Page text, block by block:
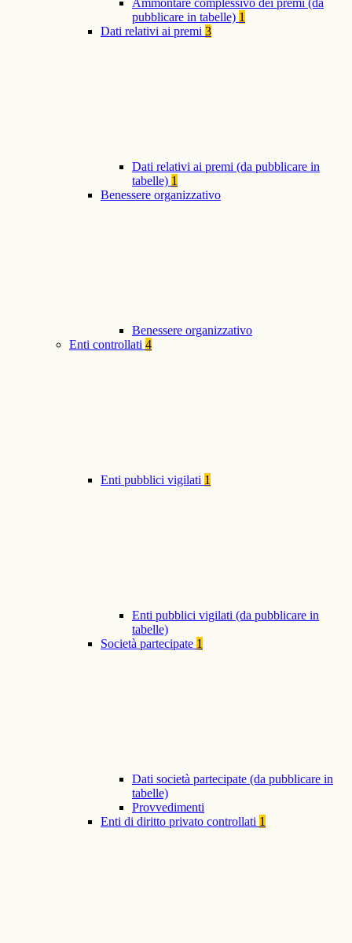
Ammontare complessivo dei premi (da
pubblicare in tabelle) 1
Dati relativi ai premi 3
Dati relativi ai premi (da pubblicare in
tabelle) 1
Benessere organizzativo
Benessere organizzativo
Enti controllati 4
Enti pubblici vigilati 1
Enti pubblici vigilati (da pubblicare in
tabelle)
Società partecipate 1
Dati società partecipate (da pubblicare in
tabelle)
Provvedimenti
Enti di diritto privato controllati 1